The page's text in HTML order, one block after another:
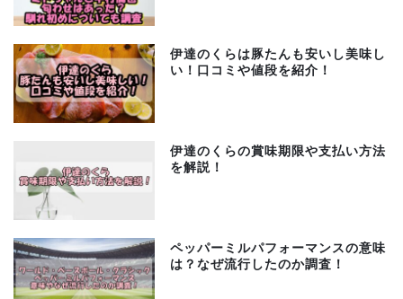
伊達のくらは豚たんも安いし美味し
い！口コミや値段を紹介！
伊達のくらの賞味期限や支払い方法
を解説！
ペッパーミルパフォーマンスの意味
は？なぜ流行したのか調査！